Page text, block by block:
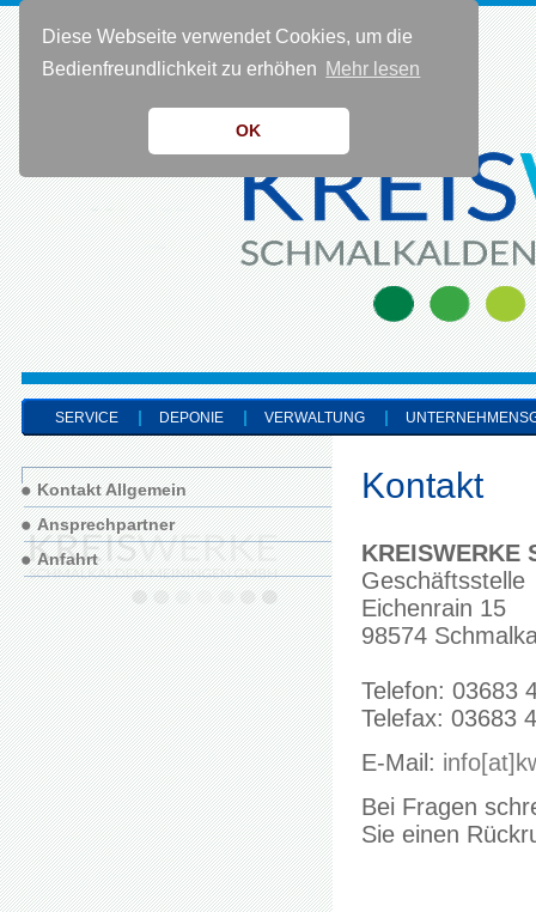
Diese Webseite verwendet Cookies, um die
Bedienfreundlichkeit zu erhöhen Mehr lesen
OK
KONTAKT 0 36 83 - 40 91 0
SERVICE DEPONIE VERWALTUNG
Kontakt
Geschäftsstelle
Eichenrain 15
98574
Telefon: 03683
Telefax: 03683
E-Mail:
Bei Fragen
Sie einen
Kontakt Allgemein
Ansprechpartner
Anfahrt